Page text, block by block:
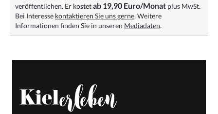
veröffentlichen. Er kostetab 19,90 Euro/Monat plus MwSt.
Bei Interesse kontaktieren Sie uns gerne. Weitere
Informationen finden Sie in unseren Mediadaten.